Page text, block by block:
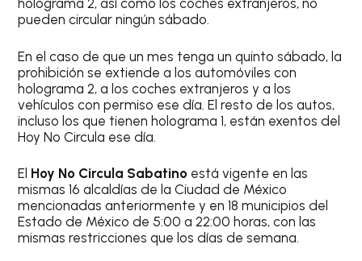
holograma 2, así como los coches extranjeros, no
pueden circular ningún sábado.
En el caso de que un mes tenga un quinto sábado, la
prohibición se extiende a los automóviles con
holograma 2, a los coches extranjeros y a los
vehículos con permiso ese día. El resto de los autos,
incluso los que tienen holograma 1, están exentos del
Hoy No Circula ese día.
El Hoy No Circula Sabatino está vigente en las
mismas 16 alcaldías de la Ciudad de México
mencionadas anteriormente y en 18 municipios del
Estado de México de 5:00 a 22:00 horas, con las
mismas restricciones que los días de semana.